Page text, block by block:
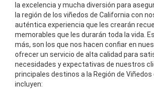
la excelencia y mucha diversión para
la región de los viñedos de California con
auténtica experiencia que les crearán
memorables que les durarán toda la vida.
más, son los que nos hacen confiar en
ofrecer un servicio de alta calidad para
necesidades y expectativas de nuestros
principales destinos a la Región de Viñedos
incluyen: